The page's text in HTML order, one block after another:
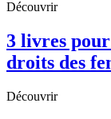
Découvrir
3 livres
droits des
Découvrir